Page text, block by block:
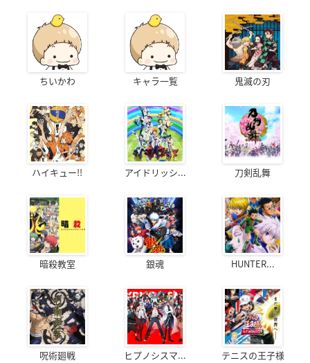
ちいかわ キャラ一覧 鬼滅の刃
ハイキュー!! アイドリッシ... 刀剣乱舞
暗殺教室 銀魂 HUNTER...
呪術廻戦 ヒプノシスマ... テニスの王子様